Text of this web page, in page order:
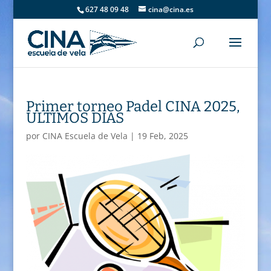
627 48 09 48 cina@cina.es
Primer torneo Padel CINA 2025,
ULTIMOS DIAS
por CINA Escuela de Vela | 19 Feb, 2025